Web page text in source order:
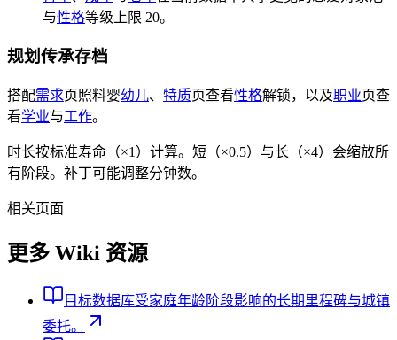
与性格等级上限 20。
规划传承存档
搭配需求页照料婴幼儿、 特质页查看性格解锁，以及职业页查
看学业与工作。
时长按标准寿命（×1）计算。短（×0.5）与长（×4）会缩放所
有阶段。补丁可能调整分钟数。
相关页面
更多 Wiki 资源
目标数据库受家庭年龄阶段影响的长期里程碑与城镇
委托。